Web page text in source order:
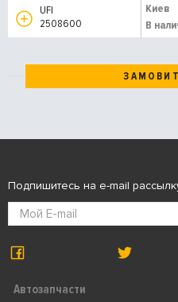
UFI
2508600
Киев
В
Автозапчасти
Подпишитесь на e-mail